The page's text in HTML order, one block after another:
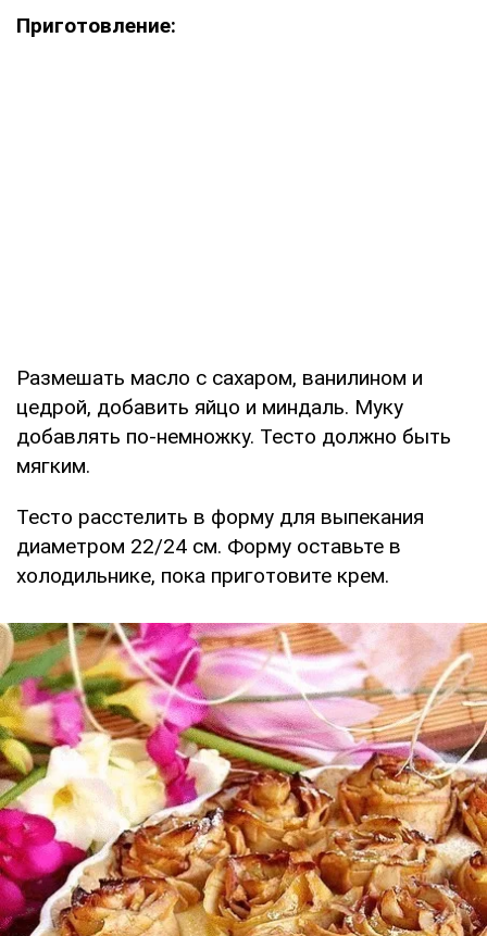
Приготовление:
Размешать масло с сахаром, ванилином и
цедрой, добавить яйцо и миндаль. Муку
добавлять по-немножку. Тесто должно быть
мягким.
Тесто расстелить в форму для выпекания
диаметром 22/24 см. Форму оставьте в
холодильнике, пока приготовите крем.